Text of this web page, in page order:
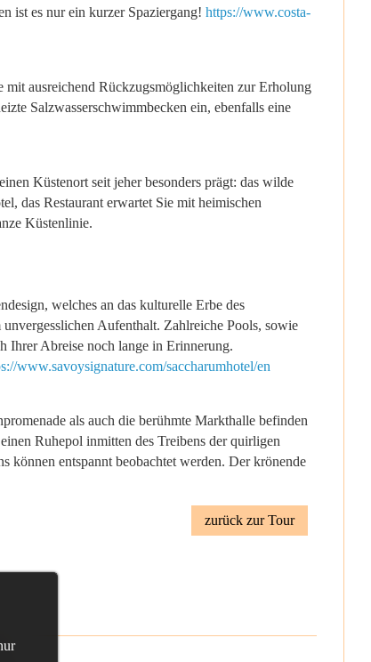
ist es nur ein kurzer Spaziergang! https://www.costa-
mit ausreichend Rückzugsmöglichkeiten zur Erholung
Salzwasserschwimmbecken ein, ebenfalls eine
Küstenort seit jeher besonders prägt: das wilde
das Restaurant erwartet Sie mit heimischen
Küstenlinie.
welches an das kulturelle Erbe des
Aufenthalt. Zahlreiche Pools, sowie
Ihrer Abreise noch lange in Erinnerung.
www.savoysignature.com/saccharumhotel/en
als auch die berühmte Markthalle befinden
Ruhepol inmitten des Treibens der quirligen
können entspannt beobachtet werden. Der krönende
zurück zur Tour